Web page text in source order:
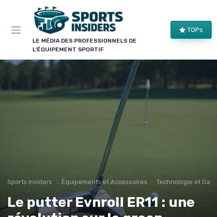
LE MÉDIA DES PROFESSIONNELS DE
L'ÉQUIPEMENT SPORTIF
TOPs
Sports Insiders Équipements et Accessoires Technologie et
Le putter Evnroll ER11 : une
×
LE CLUB SPORTS INSIDERS
Rejoignez le club !
Bons plans sur le matériel de structure, alertes
pièces et séries, et les enseignements de nos
comparatifs avant leur publication. Pour ceux qui
équipent un club, une salle ou une collectivité.
Bons plans matériel
Panneau de gestion des cookies